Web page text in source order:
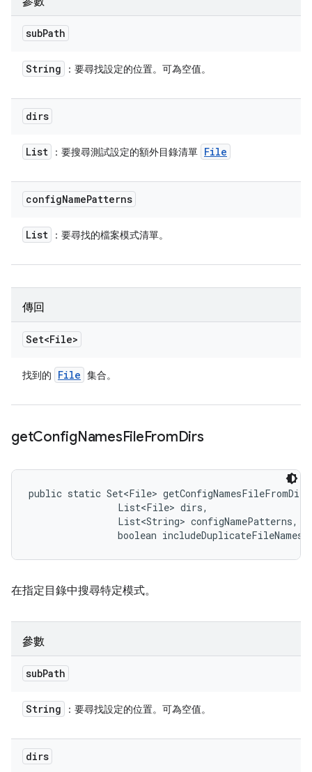
subPath
String ：要尋找設定的位置。可為空值。
dirs
List ：要搜尋測試設定的額外目錄清單 File
configNamePatterns
List ：要尋找的檔案模式清單。
傳回
Set<File>
找到的 File 集合。
getConfigNamesFileFromDirs
public static Set<File>
                List<File> dirs,
                List<String> configNamePatterns,
                boolean includeDuplicateFileNames)
在指定目錄中搜尋特定模式。
參數
subPath
String ：要尋找設定的位置。可為空值。
dirs